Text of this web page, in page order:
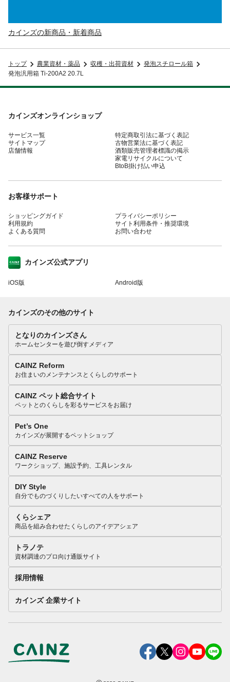
カインズの新商品・新着商品
トップ 農業資材・薬品 収穫・出荷資材
発泡スチロール箱
発泡汎用箱 Ti-200A2 20.7L
カインズオンラインショップ
サービス一覧
サイトマップ
店舗情報
特定商取引法に基づく表記
古物営業法に基づく表記
酒類販売管理者標識の掲示
家電リサイクルについて
BtoB掛け払い申込
お客様サポート
ショッピングガイド
利用規約
よくある質問
プライバシーポリシー
サイト利用条件・推奨環境
お問い合わせ
カインズ公式アプリ
iOS版 Android版
カインズのその他のサイト
となりのカインズさん
ホームセンターを遊び倒すメディア
CAINZ Reform
お住まいのメンテナンスとくらしのサポート
CAINZ ペット総合サイト
ペットとのくらしを彩るサービスをお届け
Pet’s One
カインズが展開するペットショップ
CAINZ Reserve
ワークショップ、施設予約、工具レンタル
DIY Style
自分でものづくりしたいすべての人をサポート
くらシェア
商品を組み合わせたくらしのアイデアシェア
トラノテ
資材調達のプロ向け通販サイト
採用情報
カインズ 企業サイト